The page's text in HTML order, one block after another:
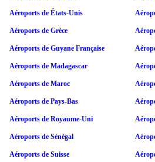
Aéroports de États-Unis
Aéroports de Grèce
Aéroports de Guyane Française
Aéroports de Madagascar
Aéroports de Maroc
Aéroports de Pays-Bas
Aéroports de Royaume-Uni
Aéroports de Sénégal
Aéroports de Suisse